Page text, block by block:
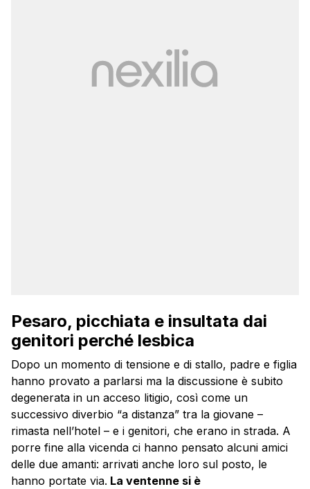
Pesaro, picchiata e insultata dai
genitori perché lesbica
Dopo un momento di tensione e di stallo, padre e figlia
hanno provato a parlarsi ma la discussione è subito
degenerata in un acceso litigio, così come un
successivo diverbio “a distanza” tra la giovane –
rimasta nell’hotel – e i genitori, che erano in strada. A
porre fine alla vicenda ci hanno pensato alcuni amici
delle due amanti: arrivati anche loro sul posto, le
hanno portate via. La ventenne si è